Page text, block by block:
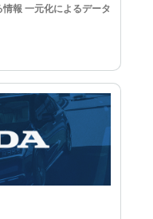
報 一元化によるデータ